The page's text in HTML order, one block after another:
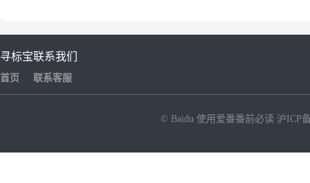
寻标宝
首页
联系我们
联系客服
© Baidu 使用爱番番前必读 沪ICP